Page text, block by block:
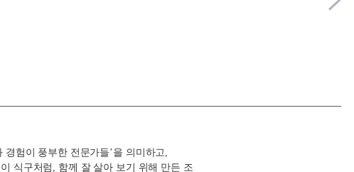
경험이 풍부한 전문가들’을 의미하고
식구처럼
함께 잘 살아 보기 위해 만든 조